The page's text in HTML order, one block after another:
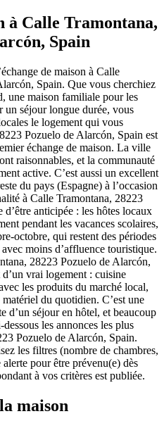
à Calle Tramontana,
Spain
de maison à Calle
Spain. Que vous cherchiez
une maison familiale pour les
un séjour longue durée, vous
le logement qui vous
Pozuelo de Alarcón, Spain est
échange de maison. La ville
raisonnables, et la communauté
active. C’est aussi un excellent
du pays (Espagne) à l’occasion
à Calle Tramontana, 28223
anticipée : les hôtes locaux
pendant les vacances scolaires,
octobre, qui restent des périodes
moins d’affluence touristique.
28223 Pozuelo de Alarcón,
vrai logement : cuisine
les produits du marché local,
du quotidien. C’est une
d’un séjour en hôtel, et beaucoup
les annonces les plus
Pozuelo de Alarcón, Spain.
les filtres (nombre de chambres,
pour être prévenu(e) dès
à vos critères est publiée.
maison